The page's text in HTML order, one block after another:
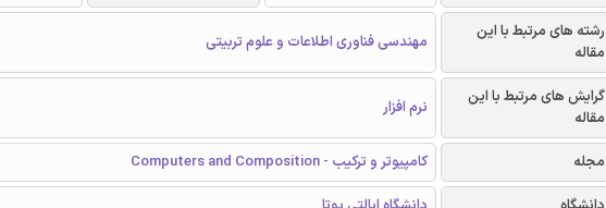
رشته های مرتبط با این
مقاله
مهندسی فناوری اطلاعات و علوم تربیتی
گرایش های مرتبط با این
مقاله
نرم افزار
مجله
کامپیوتر و ترکیب - Computers and Composition